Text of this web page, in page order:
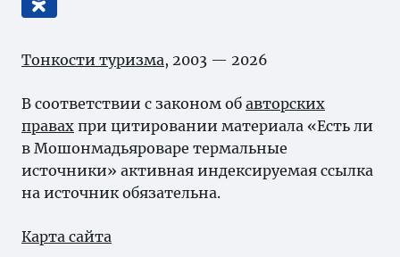
Тонкости туризма, 2003 — 2026
В соответствии с законом об авторских
правах при цитировании материала «Есть ли
в Мошонмадьяроваре термальные
источники» активная индексируемая ссылка
на источник обязательна.
Карта сайта